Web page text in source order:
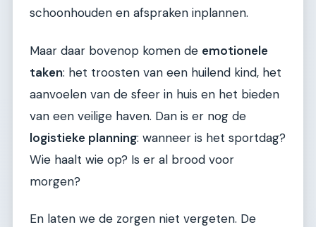
schoonhouden en afspraken inplannen.
Maar daar bovenop komen de emotionele
taken: het troosten van een huilend kind, het
aanvoelen van de sfeer in huis en het bieden
van een veilige haven. Dan is er nog de
logistieke planning: wanneer is het sportdag?
Wie haalt wie op? Is er al brood voor
morgen?
En laten we de zorgen niet vergeten. De